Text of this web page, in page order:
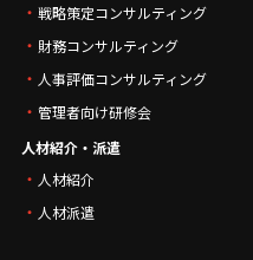
戦略策定コンサルティング
財務コンサルティング
人事評価コンサルティング
管理者向け研修会
人材紹介・派遣
人材紹介
人材派遣